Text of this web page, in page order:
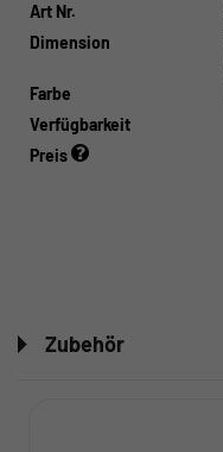
Art Nr.
Dimension
Farbe
Verfügbarkeit
Preis
Zubehör